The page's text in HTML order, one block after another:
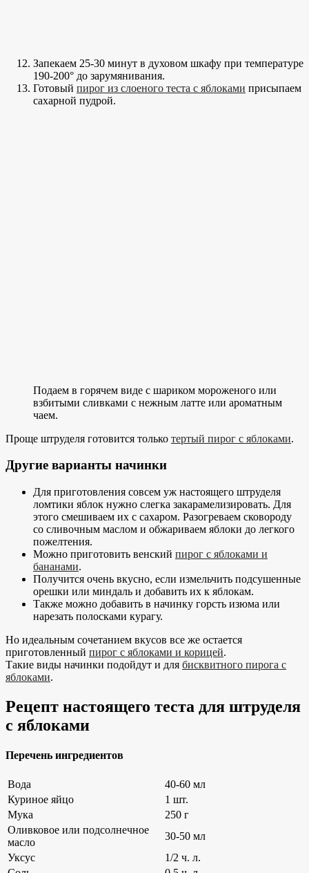
Запекаем 25-30 минут в духовом шкафу при температуре
190-200° до зарумянивания.
Готовый пирог из слоеного теста с яблоками присыпаем
сахарной пудрой.
Подаем в горячем виде с шариком мороженого или
взбитыми сливками с нежным латте или ароматным
чаем.
Проще штруделя готовится только тертый пирог с яблоками.
Другие варианты начинки
Для приготовления совсем уж настоящего штруделя
ломтики яблок нужно слегка закарамелизировать. Для
этого смешиваем их с сахаром. Разогреваем сковороду
со сливочным маслом и обжариваем яблоки до легкого
пожелтения.
Можно приготовить венский пирог с яблоками и
бананами.
Получится очень вкусно, если измельчить подсушенные
орешки или миндаль и добавить их к яблокам.
Также можно добавить в начинку горсть изюма или
нарезать полосками курагу.
Но идеальным сочетанием вкусов все же остается
приготовленный пирог с яблоками и корицей.
Такие виды начинки подойдут и для бисквитного пирога с
яблоками.
Рецепт настоящего теста для штруделя
с яблоками
Перечень ингредиентов
Вода
40-60 мл
Куриное яйцо
1 шт.
Мука
250 г
Оливковое или подсолнечное
масло
30-50 мл
Уксус
1/2 ч. л.